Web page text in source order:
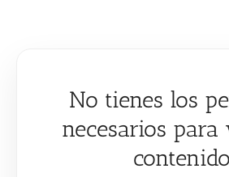
No tienes los
necesarios para
contenido